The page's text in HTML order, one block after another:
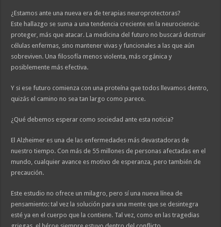
¿Estamos ante una nueva era de terapias neuroprotectoras?
Este hallazgo se suma a una tendencia creciente en la neurociencia:
proteger, más que atacar. La medicina del futuro no buscará destruir
células enfermas, sino mantener vivas y funcionales a las que aún
sobreviven. Una filosofía menos violenta, más orgánica y
posiblemente más efectiva.
Y si ese futuro comienza con una proteína que todos llevamos dentro,
quizás el camino no sea tan largo como parece.
¿Qué debemos esperar como sociedad ante esta noticia?
El Alzheimer es una de las enfermedades más devastadoras de
nuestro tiempo. Con más de 55 millones de personas afectadas en el
mundo, cualquier avance es motivo de esperanza, pero también de
precaución.
Este estudio no ofrece un milagro, pero sí una nueva línea de
pensamiento: tal vez la solución para una mente que se desintegra
esté ya en el cuerpo que la contiene. Tal vez, como en las tragedias